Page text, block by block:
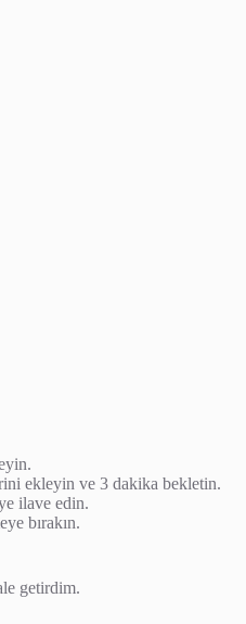
ekleyin ve 3 dakika bekletin.
ilave edin.
bırakın.
getirdim.